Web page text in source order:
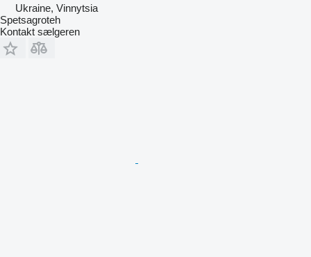
Ukraine, Vinnytsia
Spetsagroteh
Kontakt sælgeren